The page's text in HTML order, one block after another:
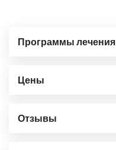
Программы лечения
Цены
Отзывы